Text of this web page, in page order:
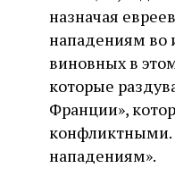
назначая
нападениям во
виновных в
которые
Франции»,
конфликтными.
нападениям».